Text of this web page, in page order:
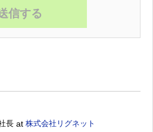
長 at 株式会社リグネット